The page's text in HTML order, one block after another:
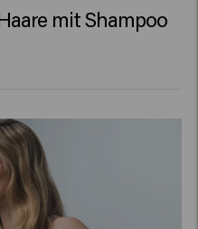
mit Shampoo